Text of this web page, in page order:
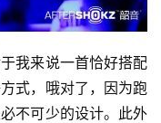
我来说一首恰好搭配
式，哦对了，因为跑
不可少的设计。此外